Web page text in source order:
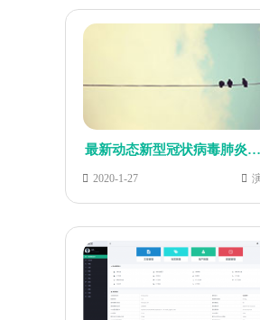
最新动态新型冠状病毒肺炎地图插入代码！
2020-1-27